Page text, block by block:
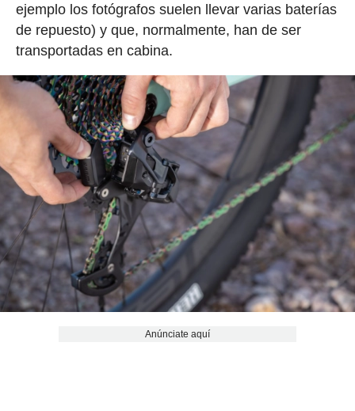
ejemplo los fotógrafos suelen llevar varias baterías
de repuesto) y que, normalmente, han de ser
transportadas en cabina.
Anúnciate aquí